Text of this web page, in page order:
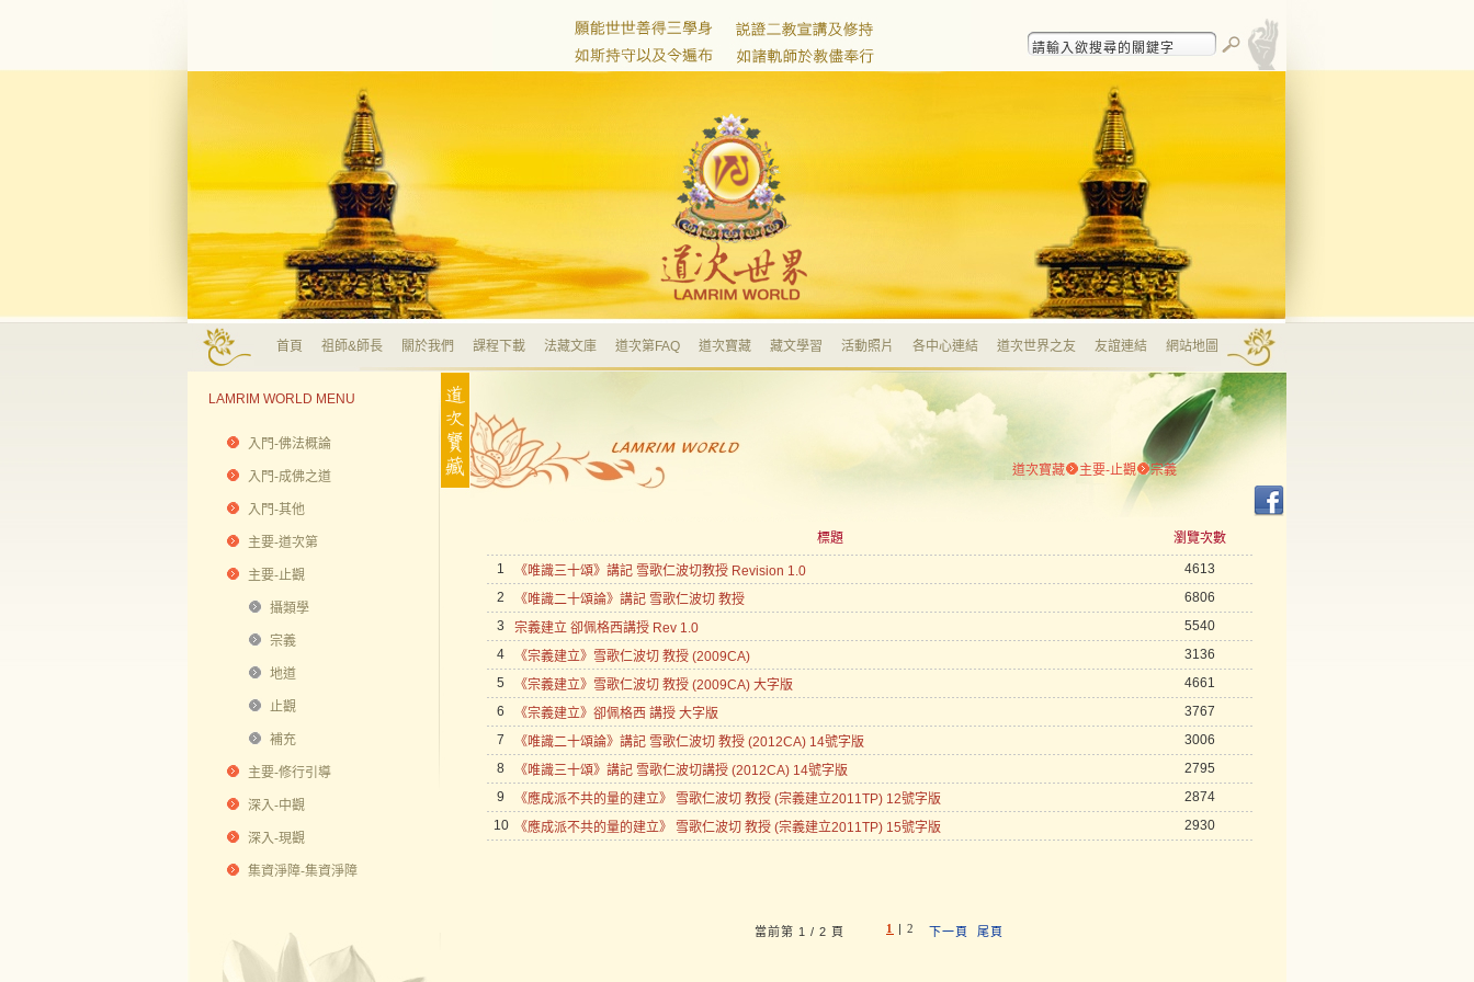
首頁 祖師&師長 關於我們 課程下載 法藏文庫 道次第FAQ 道次寶藏 藏文學習 活動照片 各中心連結 道次世界之友 友誼連結 網站地圖
LAMRIM WORLD MENU
入門-佛法概論
入門-成佛之道
入門-其他
主要-道次第
主要-止觀
攝類學
宗義
地道
止觀
補充
主要-修行引導
深入-中觀
深入-現觀
集資淨障-集資淨障
道次寶藏 主要-止觀 宗義
標題
瀏覽次數
1
《唯識三十頌》講記 雪歌仁波切教授 Revision 1.0
4613
2
《唯識二十頌論》講記 雪歌仁波切 教授
6806
3
宗義建立 卻佩格西講授 Rev 1.0
5540
4
《宗義建立》雪歌仁波切 教授 (2009CA)
3136
5
《宗義建立》雪歌仁波切 教授 (2009CA) 大字版
4661
6
《宗義建立》卻佩格西 講授 大字版
3767
7
《唯識二十頌論》講記 雪歌仁波切 教授 (2012CA) 14號字版
3006
8
《唯識三十頌》講記 雪歌仁波切講授 (2012CA) 14號字版
2795
9
《應成派不共的量的建立》 雪歌仁波切 教授 (宗義建立2011TP) 12號字版
2874
10
《應成派不共的量的建立》 雪歌仁波切 教授 (宗義建立2011TP) 15號字版 2930
當前第 1 / 2 頁 1 | 2 下一頁 尾頁